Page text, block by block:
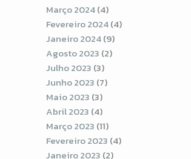
Março 2024(4)
Fevereiro 2024(4)
Janeiro 2024(9)
Agosto 2023 (2)
Julho 2023 (3)
Junho 2023 (7)
Maio 2023 (3)
Abril 2023 (4)
Março 2023 (11)
Fevereiro 2023 (4)
Janeiro 2023 (2)